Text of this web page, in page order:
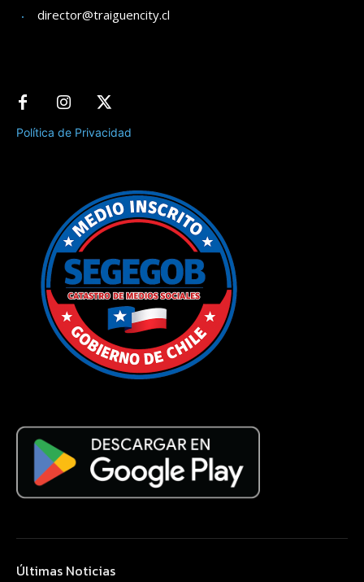
director@traiguencity.cl
Política de Privacidad
Últimas Noticias